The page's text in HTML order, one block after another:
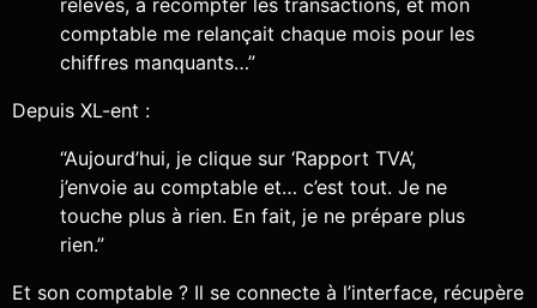
relevés, à recompter les transactions, et mon
comptable me relançait chaque mois pour les
chiffres manquants…”
Depuis XL-ent :
“Aujourd’hui, je clique sur ‘Rapport TVA’,
j’envoie au comptable et… c’est tout. Je ne
touche plus à rien. En fait, je ne prépare plus
rien.”
Et son comptable ? Il se connecte à l’interface, récupère